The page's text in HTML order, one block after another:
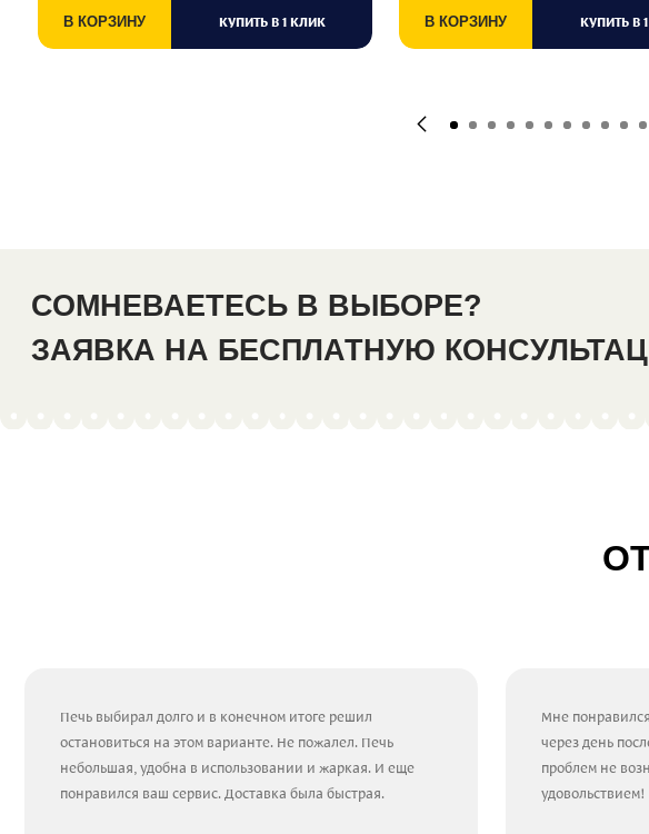
В КОРЗИНУ КУПИТЬ В 1 КЛИК В КОРЗИНУ КУПИТЬ В
СОМНЕВАЕТЕСЬ В ВЫБОРЕ?
ЗАЯВКА НА БЕСПЛАТНУЮ
Печь выбирал долго и в конечном итоге решил
остановиться на этом варианте. Не пожалел. Печь
небольшая, удобна в использовании и жаркая. И еще
понравился ваш сервис. Доставка была быстрая.
Мне
через день
проблем не
удовольствием!